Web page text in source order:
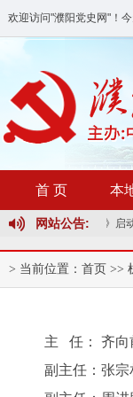
欢迎访问"濮阳党史网"！ 今
首 页 本
网站公告:
点志书《濮阳县志》启动
> 当前位置： 首页 >>
主 任： 齐向
副主任：张宗